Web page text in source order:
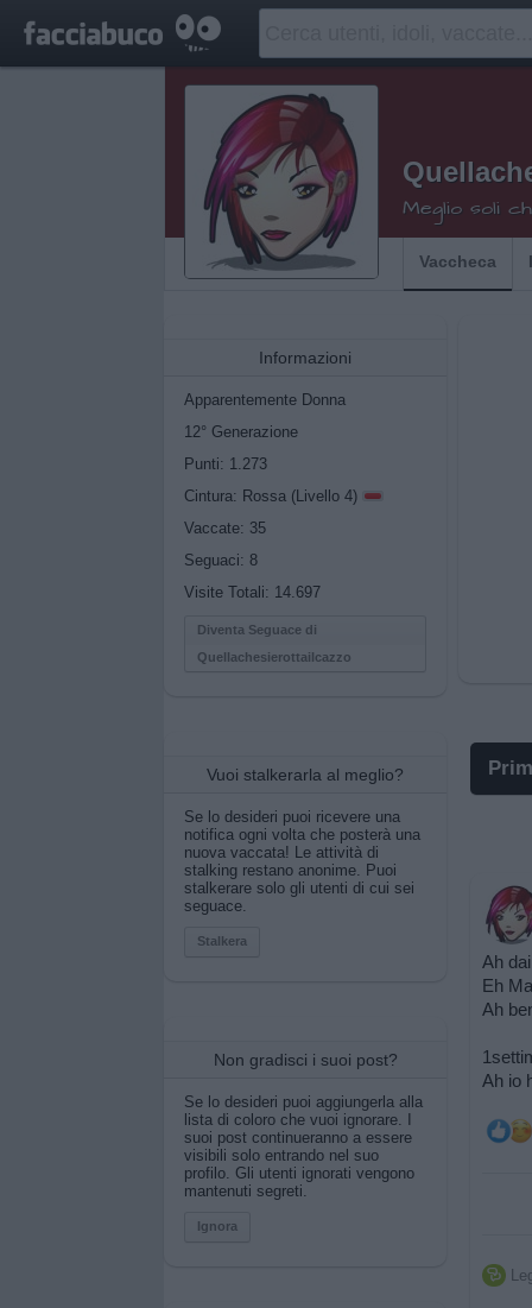
Meglio soli
Vaccheca
Informazioni
Apparentemente Donna
12° Generazione
Punti: 1.273
Cintura: Rossa (Livello 4)
Vaccate: 35
Seguaci: 8
Visite Totali: 14.697
Diventa Seguace di
Quellachesierottailcazzo
Vuoi stalkerarla al meglio?
Se lo desideri puoi ricevere una
notifica ogni volta che posterà una
nuova vaccata! Le attività di
stalking restano anonime. Puoi
stalkerare solo gli utenti di cui sei
seguace.
Stalkera
Non gradisci i suoi post?
Se lo desideri puoi aggiungerla alla
lista di coloro che vuoi ignorare. I
suoi post continueranno a essere
visibili solo entrando nel suo
profilo. Gli utenti ignorati vengono
mantenuti segreti.
Ignora
Ah
Eh
Ah
Ah io
